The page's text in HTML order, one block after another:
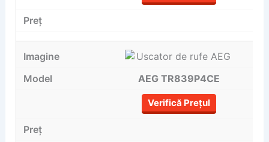
AEG TR839P4CE
Verifică Prețul